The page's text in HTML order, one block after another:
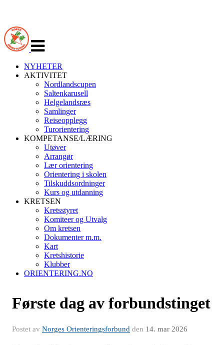
navigasjon
NYHETER
AKTIVITET
Nordlandscupen
Saltenkarusell
Helgelandsræs
Samlinger
Reiseopplegg
Turorientering
KOMPETANSE/LÆRING
Utøver
Arrangør
Lær orientering
Orientering i skolen
Tilskuddsordninger
Kurs og utdanning
KRETSEN
Kretsstyret
Komiteer og Utvalg
Om kretsen
Dokumenter m.m.
Kart
Kretshistorie
Klubber
ORIENTERING.NO
Første dag av forbundstinget
Postet av Norges Orienteringsforbund den 14. mar 2026